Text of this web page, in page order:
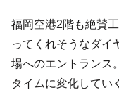
福岡空港2階も絶賛
ってくれそうなダイ
場へのエントランス
タイムに変化してい